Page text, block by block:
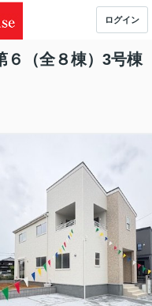
ログイン
６（全８棟）3号棟